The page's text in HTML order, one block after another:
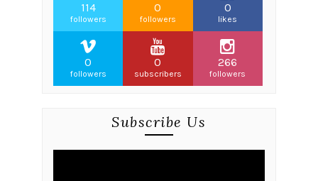
114
followers
0
followers
0
likes
0
followers
0
subscribers
266
followers
Subscribe Us